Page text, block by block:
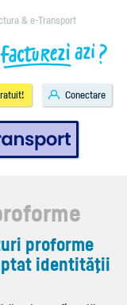
& e-Transport
e-Transport
Conectare
proforme
identităţii